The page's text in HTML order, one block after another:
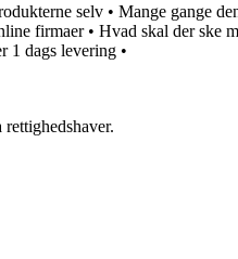
selv • Mange gange
firmaer• Hvad skal der ske
1 dags levering •